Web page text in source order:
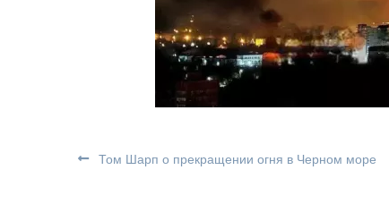
Том Шарп о прекращении огня в Черном море